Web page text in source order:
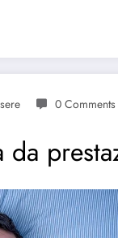
0 Comments
da